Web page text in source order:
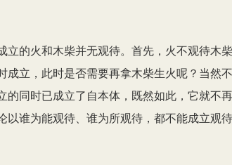
立的火和木柴并无观待。首先，火不观待木
成立，此时是否需要再拿木柴生火呢？当然
的同时已成立了自本体，既然如此，它就不
以谁为能观待、谁为所观待，都不能成立观